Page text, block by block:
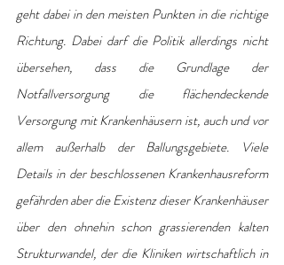
geht dabei in den meisten Punkten in die richtige
Richtung. Dabei darf die Politik allerdings nicht
übersehen, dass die Grundlage der
Notfallversorgung die flächendeckende
Versorgung mit Krankenhäusern ist, auch und vor
allem außerhalb der Ballungsgebiete. Viele
Details in der beschlossenen Krankenhausreform
gefährden aber die Existenz dieser Krankenhäuser
über den ohnehin schon grassierenden kalten
Strukturwandel, der die Kliniken wirtschaftlich in